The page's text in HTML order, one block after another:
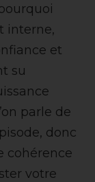
interne,
et
su
parle de
donc
cohérence
votre